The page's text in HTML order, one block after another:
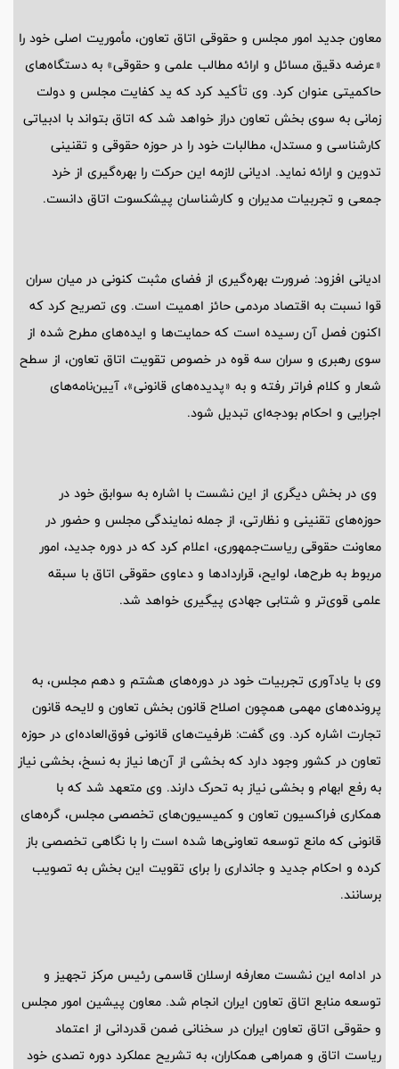
معاون جدید امور مجلس و حقوقی اتاق تعاون، مأموریت اصلی خود را
«عرضه دقیق مسائل و ارائه مطالب علمی و حقوقی» به دستگاه‌های
حاکمیتی عنوان کرد. وی تأکید کرد که ید کفایت مجلس و دولت
زمانی به سوی بخش تعاون دراز خواهد شد که اتاق بتواند با ادبیاتی
کارشناسی و مستدل، مطالبات خود را در حوزه حقوقی و تقنینی
تدوین و ارائه نماید. ادیانی لازمه این حرکت را بهره‌گیری از خرد
جمعی و تجربیات مدیران و کارشناسان پیشکسوت اتاق دانست.
ادیانی افزود: ضرورت بهره‌گیری از فضای مثبت کنونی در میان سران
قوا نسبت به اقتصاد مردمی حائز اهمیت است. وی تصریح کرد که
اکنون فصل آن رسیده است که حمایت‌ها و ایده‌های مطرح شده از
سوی رهبری و سران سه قوه در خصوص تقویت اتاق تعاون، از سطح
شعار و کلام فراتر رفته و به «پدیده‌های قانونی»، آیین‌نامه‌های
اجرایی و احکام بودجه‌ای تبدیل شود.
وی در بخش دیگری از این نشست با اشاره به سوابق خود در
حوزه‌های تقنینی و نظارتی، از جمله نمایندگی مجلس و حضور در
معاونت حقوقی ریاست‌جمهوری، اعلام کرد که در دوره جدید، امور
مربوط به طرح‌ها، لوایح، قراردادها و دعاوی حقوقی اتاق با سبقه
علمی قوی‌تر و شتابی جهادی پیگیری خواهد شد.
وی با یادآوری تجربیات خود در دوره‌های هشتم و دهم مجلس، به
پرونده‌های مهمی همچون اصلاح قانون بخش تعاون و لایحه قانون
تجارت اشاره کرد. وی گفت: ظرفیت‌های قانونی فوق‌العاده‌ای در حوزه
تعاون در کشور وجود دارد که بخشی از آن‌ها نیاز به نسخ، بخشی نیاز
به رفع ابهام و بخشی نیاز به تحرک دارند. وی متعهد شد که با
همکاری فراکسیون تعاون و کمیسیون‌های تخصصی مجلس، گره‌های
قانونی که مانع توسعه تعاونی‌ها شده است را با نگاهی تخصصی باز
کرده و احکام جدید و جانداری را برای تقویت این بخش به تصویب
برسانند.
در ادامه این نشست معارفه ارسلان قاسمی رئیس مرکز تجهیز و
توسعه منابع اتاق تعاون ایران انجام شد. معاون پیشین امور مجلس
و حقوقی اتاق تعاون ایران در سخنانی ضمن قدردانی از اعتماد
ریاست اتاق و همراهی همکاران، به تشریح عملکرد دوره تصدی خود